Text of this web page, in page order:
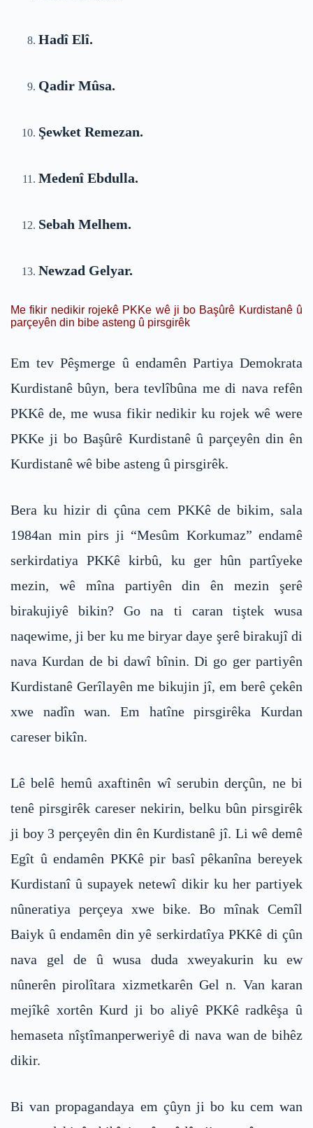
Hadî Elî.
Qadir Mûsa.
Şewket Remezan.
Medenî Ebdulla.
Sebah Melhem.
Newzad Gelyar.
Me fikir nedikir rojekê PKKe wê ji bo Başûrê Kurdistanê û
parçeyên din bibe asteng û pirsgirêk
Em tev Pêşmerge û endamên Partiya Demokrata
Kurdistanê bûyn, bera tevlîbûna me di nava refên
PKKê de, me wusa fikir nedikir ku rojek wê were
PKKe ji bo Başûrê Kurdistanê û parçeyên din ên
Kurdistanê wê bibe asteng û pirsgirêk.
Bera ku hizir di çûna cem PKKê de bikim, sala
1984an min pirs ji “Mesûm Korkumaz” endamê
serkirdatiya PKKê kirbû, ku ger hûn partîyeke
mezin, wê mîna partiyên din ên mezin şerê
birakujiyê bikin? Go na ti caran tiştek wusa
naqewime, ji ber ku me biryar daye şerê birakujî di
nava Kurdan de bi dawî bînin. Di go ger partiyên
Kurdistanê Gerîlayên me bikujin jî, em berê çekên
xwe nadîn wan. Em hatîne pirsgirêka Kurdan
careser bikîn.
Lê belê hemû axaftinên wî serubin derçûn, ne bi
tenê pirsgirêk careser nekirin, belku bûn pirsgirêk
ji boy 3 perçeyên din ên Kurdistanê jî. Li wê demê
Egît û endamên PKKê pir basî pêkanîna bereyek
Kurdistanî û supayek netewî dikir ku her partiyek
nûneratiya perçeya xwe bike. Bo mînak Cemîl
Baiyk û endamên din yê serkirdatîya PKKê di çûn
nava gel de û wusa duda xweyakurin ku ew
nûnerên pirolîtara xizmetkarên Gel n. Van karan
mejîkê xortên Kurd ji bo aliyê PKKê radkêşa û
hemaseta nîştîmanperweriyê di nava wan de bihêz
dikir.
Bi van propagandaya em çûyn ji bo ku cem wan